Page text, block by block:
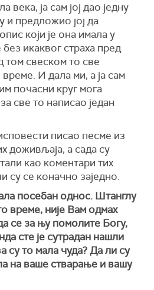
века, ја сам јој дао једну
и предложио јој да
који је она имала у
икаквог страха пред
том свеском то све
И дала ми, а ја сам
почасни круг мога
све то написао један
писао песме из
доживљаја, а сада су
као коментари тих
су се коначно заједно.
посебан однос. Штанглу
време, није Вам одмах
се за њу помолите Богу,
сте је сутрадан нашли
су то мала чуда? Да ли су
на ваше стварање и вашу